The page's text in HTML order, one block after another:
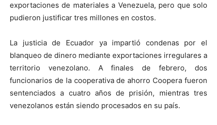
exportaciones de materiales a Venezuela, pero que solo
pudieron justificar tres millones en costos.
La justicia de Ecuador ya impartió condenas por el
blanqueo de dinero mediante exportaciones irregulares a
territorio venezolano. A finales de febrero, dos
funcionarios de la cooperativa de ahorro Coopera fueron
sentenciados a cuatro años de prisión, mientras tres
venezolanos están siendo procesados en su país.